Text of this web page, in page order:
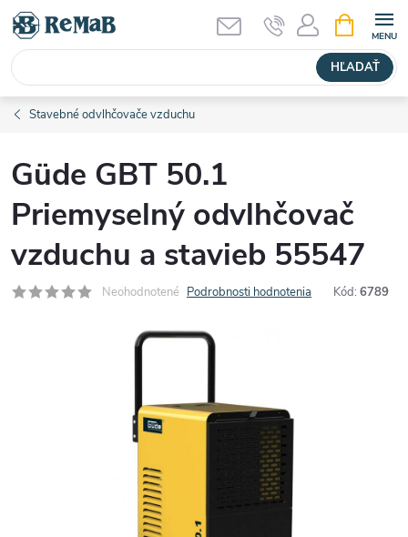
Prejsť
obsah
HĽADAŤ
KOŠÍK
Stavebné odvlhčovače vzduchu
Güde GBT 50.1
Priemyselný odvlhčovač
vzduchu a stavieb 55547
Neohodnotené Podrobnosti hodnotenia Kód: 6789